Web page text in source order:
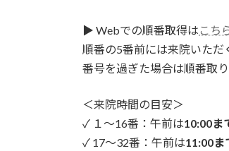
▶ Webでの順番取得は こち
順番の5番前には来院いただ
番号を過ぎた場合は順番取
＜来院時間の目安＞
✓ １～16番：午前は10:00ま
✓ 17～32番：午前は11:00ま